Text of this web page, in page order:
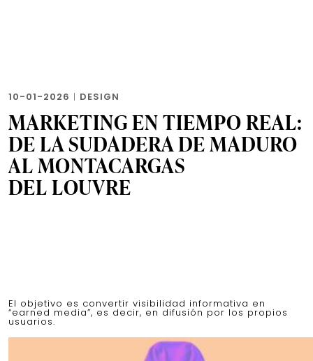
10-01-2026 | DESIGN
MARKETING EN TIEMPO REAL:
DE LA SUDADERA DE MADURO
AL MONTACARGAS
DEL LOUVRE
El objetivo es convertir visibilidad informativa en
“earned media”, es decir, en difusión por los propios
usuarios.